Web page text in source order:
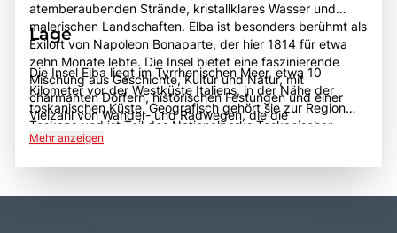
atemberaubenden Strände, kristallklares Wasser und
malerischen Landschaften. Elba ist besonders berühmt als
Exilort von Napoleon Bonaparte, der hier 1814 für etwa
zehn Monate lebte. Die Insel bietet eine faszinierende
Mischung aus Geschichte, Kultur und Natur, mit
charmanten Dörfern, historischen Festungen und einer
Vielzahl von Wander- und Radwegen, die die
beeindruckende Küstenlinie und das hügelige Innere der
wie Fetovaia und Cavoli genießen, die für ihr klares
Lage
Die Insel Elba liegt im Tyrrhenischen Meer, etwa 10
Kilometer vor der Westküste Italiens, in der Nähe der
toskanischen Küste. Geografisch gehört sie zur Region
Toskana und ist Teil des Nationalparks Toskanischer
Archipel. Elba ist gut mit Fähren von den nahegelegenen
abwechslungsreiche Landschaft, die von hohen Bergen
Mehr anzeigen